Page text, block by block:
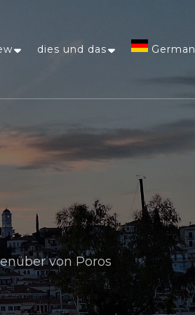
dies und das German
(Simplified)
Dutch
English
von Poros